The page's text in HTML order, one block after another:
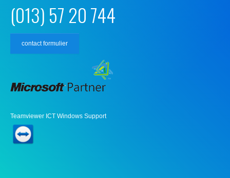
(013) 57 20 744
contact formulier
Teamviewer ICT Windows Support